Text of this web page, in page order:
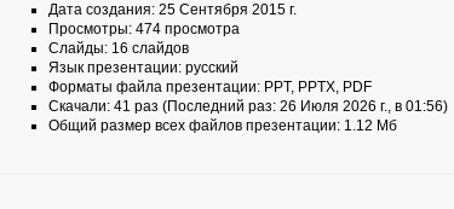
Дата создания: 25 Сентября 2015 г.
Просмотры: 474 просмотра
Слайды: 16 слайдов
Язык презентации: русский
Форматы файла презентации: PPT, PPTX, PDF
Скачали: 41 раз (Последний раз: 26 Июля 2026 г., в 01:56)
Общий размер всех файлов презентации: 1.12 Мб